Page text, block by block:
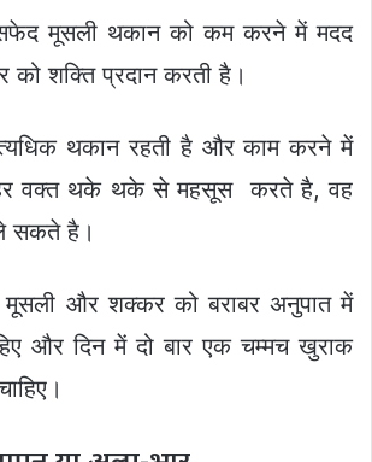
मूसली थकान को कम करने में मदद
को शक्ति प्रदान करती है।
थकान रहती है और काम करने में
वक्त थके थके से महसूस करते है, वह
सकते है।
और शक्कर को बराबर अनुपात में
और दिन में दो बार एक चम्मच खुराक